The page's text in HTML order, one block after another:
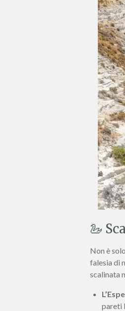
🦢
Non è
falesia di
scalinata
pareti